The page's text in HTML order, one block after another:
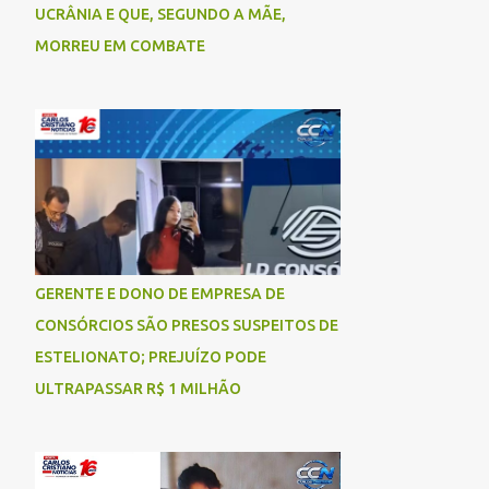
UCRÂNIA E QUE, SEGUNDO A MÃE,
MORREU EM COMBATE
GERENTE E DONO DE EMPRESA DE
CONSÓRCIOS SÃO PRESOS SUSPEITOS DE
ESTELIONATO; PREJUÍZO PODE
ULTRAPASSAR R$ 1 MILHÃO